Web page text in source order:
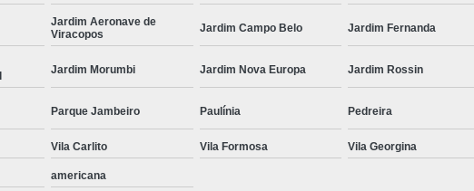
Jardim Aeronave de
Viracopos
Jardim Campo Belo Jardim Fernanda
Jardim Morumbi Jardim Nova Europa Jardim Rossin
Parque Jambeiro Paulínia Pedreira
Vila Carlito Vila Formosa Vila Georgina
americana